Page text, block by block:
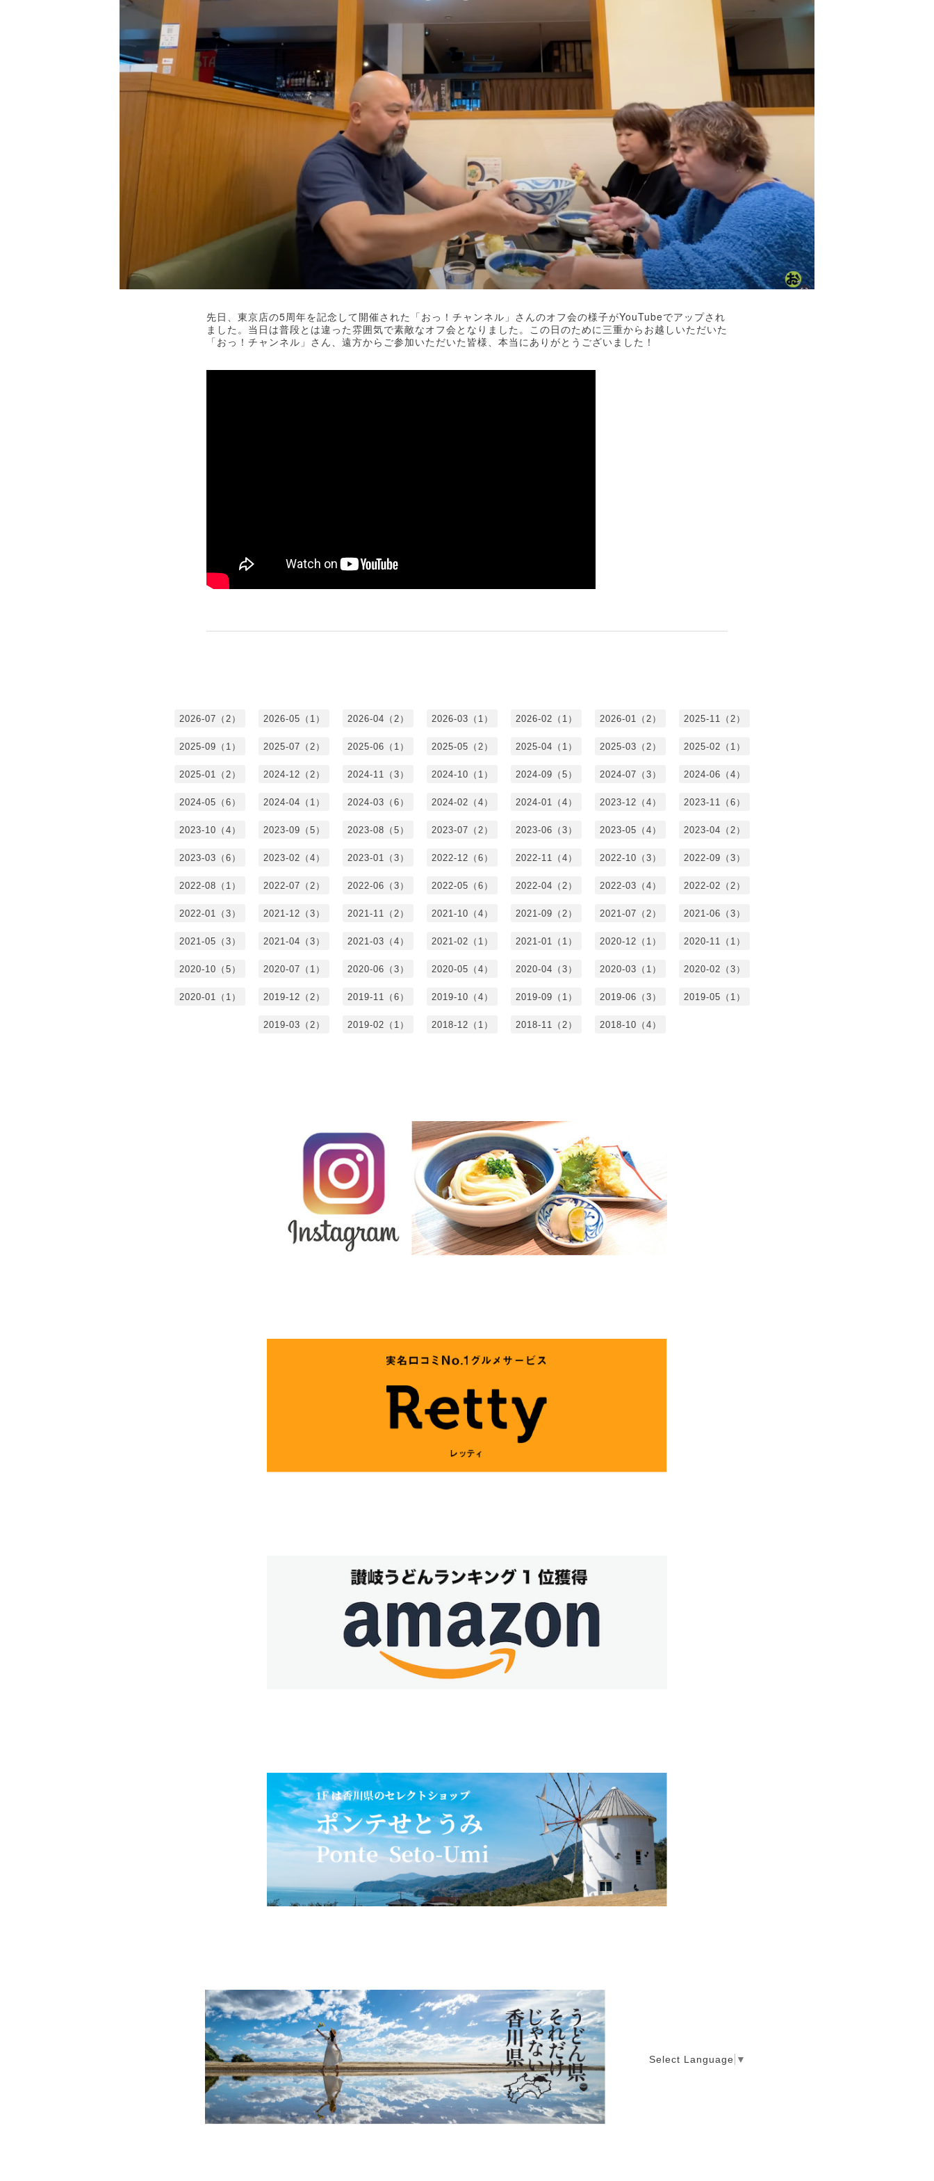
先日、東京店の5周年を記念して開催された「おっ！チャンネル」さんのオフ会の様子がYouTubeでアップされ
ました。当日は普段とは違った雰囲気で素敵なオフ会となりました。この日のために三重からお越しいただいた
「おっ！チャンネル」さん、遠方からご参加いただいた皆様、本当にありがとうございました！
2026-07（2） 2026-05（1） 2026-04（2） 2026-03（1） 2026-02（1） 2026-01（2） 2025-11（2）
2025-09（1） 2025-07（2） 2025-06（1） 2025-05（2） 2025-04（1） 2025-03（2） 2025-02（1）
2025-01（2） 2024-12（2） 2024-11（3） 2024-10（1） 2024-09（5） 2024-07（3） 2024-06（4）
2024-05（6） 2024-04（1） 2024-03（6） 2024-02（4） 2024-01（4） 2023-12（4） 2023-11（6）
2023-10（4） 2023-09（5） 2023-08（5） 2023-07（2） 2023-06（3） 2023-05（4） 2023-04（2）
2023-03（6） 2023-02（4） 2023-01（3） 2022-12（6） 2022-11（4） 2022-10（3） 2022-09（3）
2022-08（1） 2022-07（2） 2022-06（3） 2022-05（6） 2022-04（2） 2022-03（4） 2022-02（2）
2022-01（3） 2021-12（3） 2021-11（2） 2021-10（4） 2021-09（2） 2021-07（2） 2021-06（3）
2021-05（3） 2021-04（3） 2021-03（4） 2021-02（1） 2021-01（1） 2020-12（1） 2020-11（1）
2020-10（5） 2020-07（1） 2020-06（3） 2020-05（4） 2020-04（3） 2020-03（1） 2020-02（3）
2020-01（1） 2019-12（2） 2019-11（6） 2019-10（4） 2019-09（1） 2019-06（3） 2019-05（1）
2019-03（2） 2019-02（1） 2018-12（1） 2018-11（2） 2018-10（4）
Select Language ▼